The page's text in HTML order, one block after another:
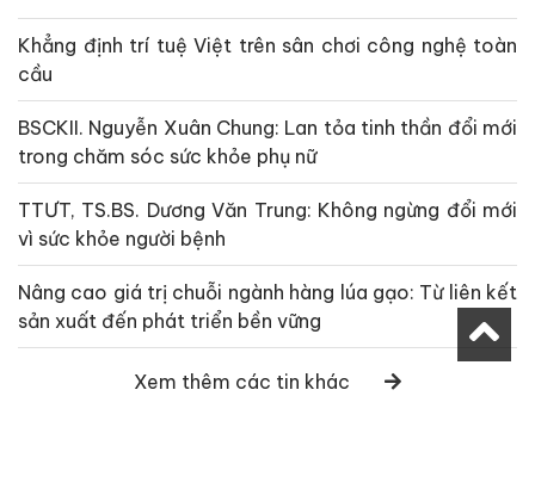
Khẳng định trí tuệ Việt trên sân chơi công nghệ toàn
cầu
BSCKII. Nguyễn Xuân Chung: Lan tỏa tinh thần đổi mới
trong chăm sóc sức khỏe phụ nữ
TTƯT, TS.BS. Dương Văn Trung: Không ngừng đổi mới
vì sức khỏe người bệnh
Nâng cao giá trị chuỗi ngành hàng lúa gạo: Từ liên kết
sản xuất đến phát triển bền vững
Xem thêm các tin khác